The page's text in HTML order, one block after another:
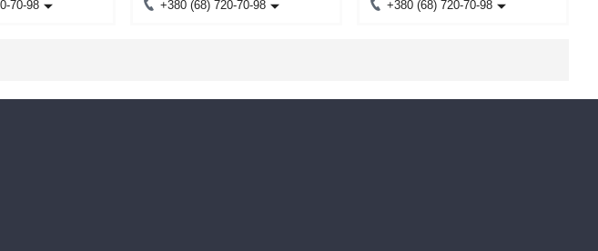
70-98 +380 (68) 720-70-98 +380 (68) 720-70-98